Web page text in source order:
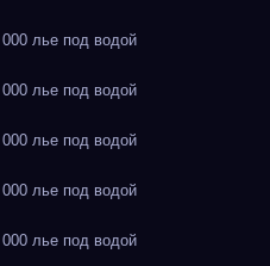
лье под водой
лье под водой
лье под водой
лье под водой
лье под водой